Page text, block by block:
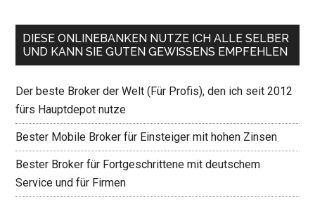
DIESE ONLINEBANKEN NUTZE ICH ALLE SELBER
UND KANN SIE GUTEN GEWISSENS EMPFEHLEN
Der beste Broker der Welt (Für Profis), den ich seit 2012
fürs Hauptdepot nutze
Bester Mobile Broker für Einsteiger mit hohen Zinsen
Bester Broker für Fortgeschrittene mit deutschem
Service und für Firmen